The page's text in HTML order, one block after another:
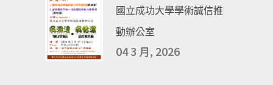
國立成功大學學術誠信推
動辦公室
04 3 月, 2026